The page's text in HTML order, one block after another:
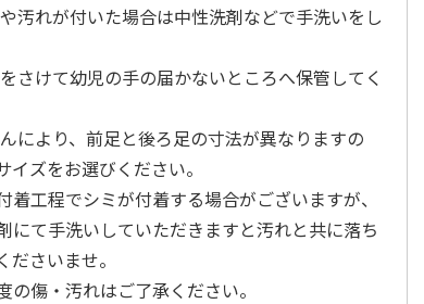
デオトイレ 飛び散
らない消臭・抗菌サ
ンド 4L
ぐるぐるボーン型 S
汚れが付いた場合は中性洗剤などで手洗いをし
さけて幼児の手の届かないところへ保管してく
により、前足と後ろ足の寸法が異なりますの
ズをお選びください。
工程でシミが付着する場合がございますが、
にて手洗いしていただきますと汚れと共に落ち
さいませ。
傷・汚れはご了承ください。